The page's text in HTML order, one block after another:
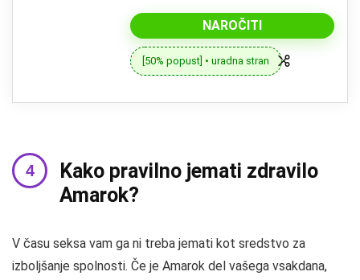
NAROČITI
[50% popust] • uradna stran
Kako pravilno jemati zdravilo
Amarok?
V času seksa vam ga ni treba jemati kot sredstvo za
izboljšanje spolnosti. Če je Amarok del vašega vsakdana,